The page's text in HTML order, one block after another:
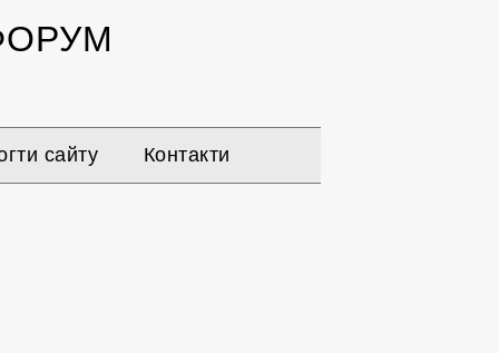
сайту Контакти